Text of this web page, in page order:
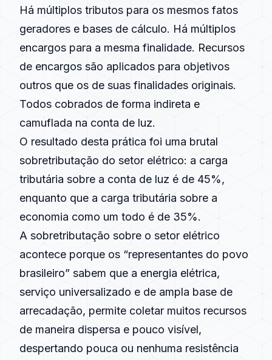
Há múltiplos tributos para os mesmos fatos
geradores e bases de cálculo. Há múltiplos
encargos para a mesma finalidade. Recursos
de encargos são aplicados para objetivos
outros que os de suas finalidades originais.
Todos cobrados de forma indireta e
camuflada na conta de luz.
O resultado desta prática foi uma brutal
sobretributação do setor elétrico: a carga
tributária sobre a conta de luz é de 45%,
enquanto que a carga tributária sobre a
economia como um todo é de 35%.
A sobretributação sobre o setor elétrico
acontece porque os “representantes do povo
brasileiro” sabem que a energia elétrica,
serviço universalizado e de ampla base de
arrecadação, permite coletar muitos recursos
de maneira dispersa e pouco visível,
despertando pouca ou nenhuma resistência